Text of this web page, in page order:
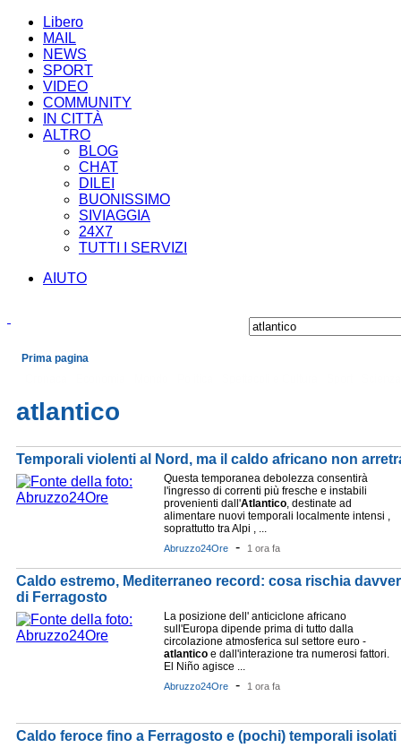
Libero
MAIL
NEWS
SPORT
VIDEO
COMMUNITY
IN CITTÀ
ALTRO
BLOG
CHAT
DILEI
BUONISSIMO
SIVIAGGIA
24X7
TUTTI I SERVIZI
AIUTO
Prima pagina
atlantico
Temporali violenti al Nord, ma il caldo africano non
Questa temporanea debolezza consentirà
l'ingresso di correnti più fresche e instabili
provenienti dall'Atlantico, destinate ad
alimentare nuovi temporali localmente intensi ,
soprattutto tra Alpi , ...
Abruzzo24Ore - 1 ora fa
Caldo estremo, Mediterraneo record: cosa rischia
di Ferragosto
La posizione dell' anticiclone africano
sull'Europa dipende prima di tutto dalla
circolazione atmosferica sul settore euro -
atlantico e dall'interazione tra numerosi fattori.
El Niño agisce ...
Abruzzo24Ore - 1 ora fa
Caldo feroce fino a Ferragosto e (pochi) temporali isolati